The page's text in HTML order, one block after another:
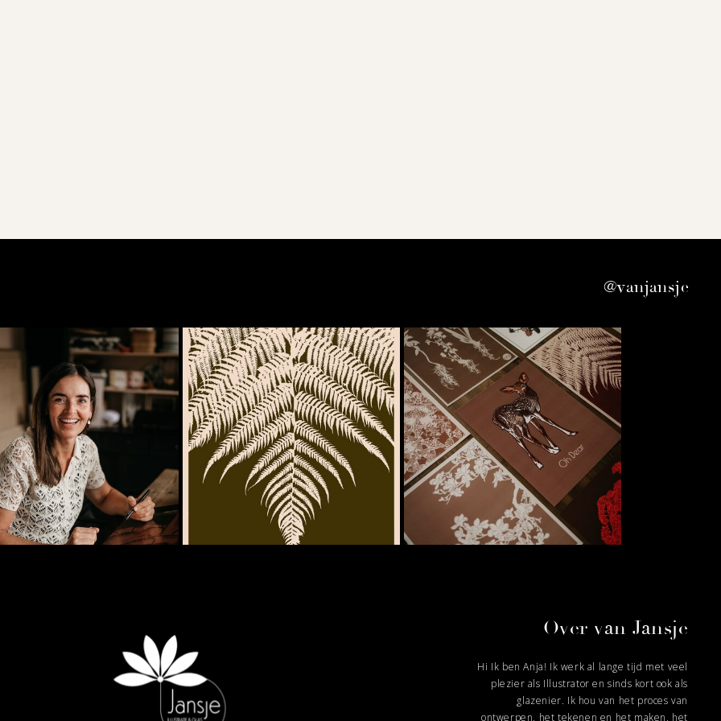
@vanjansje
Hi Ik ben Anja! Ik werk al lange tijd met veel
plezier als Illustrator en sinds kort ook als
glazenier. Ik hou van het proces van
ontwerpen, het tekenen en het maken, het
Over van Jansje